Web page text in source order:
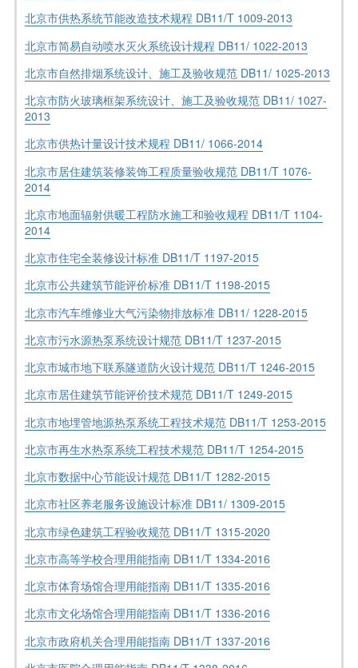
北京市供热系统节能改造技术规程 DB11/T 1009-2013
北京市简易自动喷水灭火系统设计规程 DB11/ 1022-2013
北京市自然排烟系统设计、施工及验收规范 DB11/ 1025-2013
北京市防火玻璃框架系统设计、施工及验收规范 DB11/ 1027-
2013
北京市供热计量设计技术规程 DB11/ 1066-2014
北京市居住建筑装修装饰工程质量验收规范 DB11/T 1076-
2014
北京市地面辐射供暖工程防水施工和验收规程 DB11/T 1104-
2014
北京市住宅全装修设计标准 DB11/T 1197-2015
北京市公共建筑节能评价标准 DB11/T 1198-2015
北京市汽车维修业大气污染物排放标准 DB11/ 1228-2015
北京市污水源热泵系统设计规范 DB11/T 1237-2015
北京市城市地下联系隧道防火设计规范 DB11/T 1246-2015
北京市居住建筑节能评价技术规范 DB11/T 1249-2015
北京市地埋管地源热泵系统工程技术规范 DB11/T 1253-2015
北京市再生水热泵系统工程技术规范 DB11/T 1254-2015
北京市数据中心节能设计规范 DB11/T 1282-2015
北京市社区养老服务设施设计标准 DB11/ 1309-2015
北京市绿色建筑工程验收规范 DB11/T 1315-2020
北京市高等学校合理用能指南 DB11/T 1334-2016
北京市体育场馆合理用能指南 DB11/T 1335-2016
北京市文化场馆合理用能指南 DB11/T 1336-2016
北京市政府机关合理用能指南 DB11/T 1337-2016